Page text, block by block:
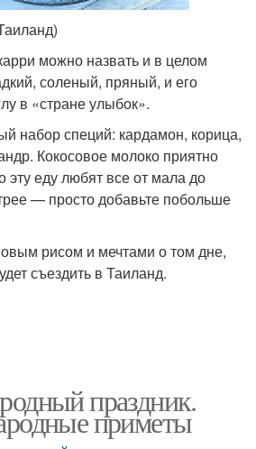
можно назвать и в целом
соленый, пряный, и его
в «стране улыбок».
набор специй: кардамон, корица,
Кокосовое молоко приятно
эту еду любят все от мала до
— просто добавьте побольше
рисом и мечтами о том дне,
съездить в Таиланд.
праздник.
приметы